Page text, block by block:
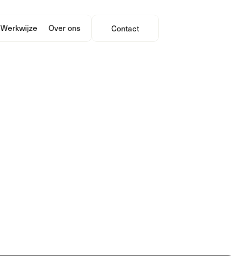
Werkwijze Over ons Contact